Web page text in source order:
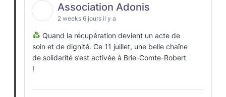
Association Adonis
2 weeks 6 jours il y a
Quand la récupération devient un acte de
soin et de dignité. Ce 11 juillet, une belle chaîne
de solidarité s’est activée à Brie-Comte-Robert
!